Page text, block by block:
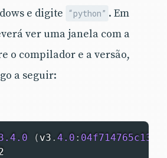
e digite “python” . Em
ver uma janela com a
o compilador e a versão,
a seguir:
.0 ( v3 . 4.0 : 04f714765c13